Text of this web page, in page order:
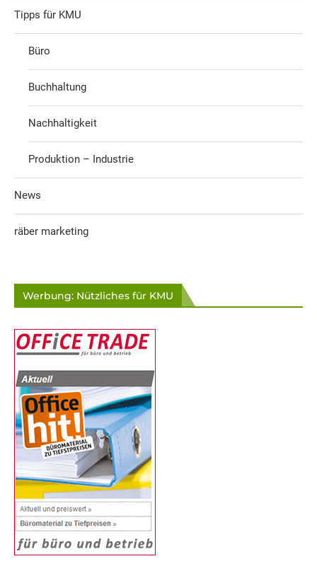
Tipps für KMU
Büro
Buchhaltung
Nachhaltigkeit
Produktion – Industrie
News
räber marketing
Werbung: Nützliches für KMU